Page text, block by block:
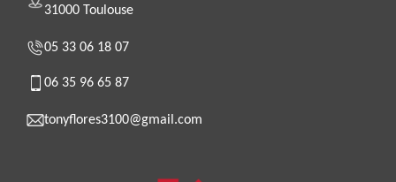
31000 Toulouse
05 33 06 18 07
06 35 96 65 87
tonyflores3100@gmail.com